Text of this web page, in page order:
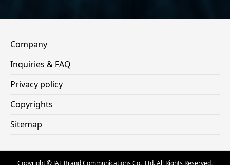
Company
Inquiries & FAQ
Privacy policy
Copyrights
Sitemap